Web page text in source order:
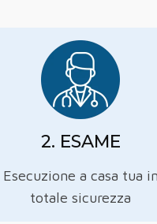
2. ESAME
Esecuzione a casa tua in
totale sicurezza